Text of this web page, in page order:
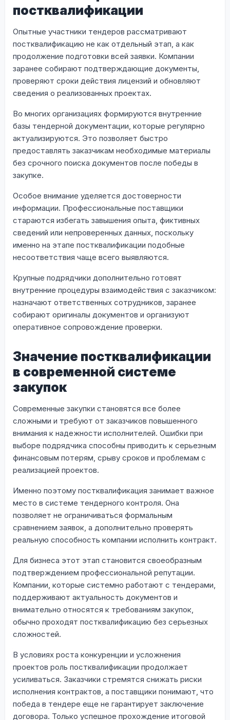
постквалификации
Опытные участники тендеров рассматривают
постквалификацию не как отдельный этап, а как
продолжение подготовки всей заявки. Компании
заранее собирают подтверждающие документы,
проверяют сроки действия лицензий и обновляют
сведения о реализованных проектах.
Во многих организациях формируются внутренние
базы тендерной документации, которые регулярно
актуализируются. Это позволяет быстро
предоставлять заказчикам необходимые материалы
без срочного поиска документов после победы в
закупке.
Особое внимание уделяется достоверности
информации. Профессиональные поставщики
стараются избегать завышения опыта, фиктивных
сведений или непроверенных данных, поскольку
именно на этапе постквалификации подобные
несоответствия чаще всего выявляются.
Крупные подрядчики дополнительно готовят
внутренние процедуры взаимодействия с заказчиком:
назначают ответственных сотрудников, заранее
собирают оригиналы документов и организуют
оперативное сопровождение проверки.
Значение постквалификации
в современной системе
закупок
Современные закупки становятся все более
сложными и требуют от заказчиков повышенного
внимания к надежности исполнителей. Ошибки при
выборе подрядчика способны приводить к серьезным
финансовым потерям, срыву сроков и проблемам с
реализацией проектов.
Именно поэтому постквалификация занимает важное
место в системе тендерного контроля. Она
позволяет не ограничиваться формальным
сравнением заявок, а дополнительно проверять
реальную способность компании исполнить контракт.
Для бизнеса этот этап становится своеобразным
подтверждением профессиональной репутации.
Компании, которые системно работают с тендерами,
поддерживают актуальность документов и
внимательно относятся к требованиям закупок,
обычно проходят постквалификацию без серьезных
сложностей.
В условиях роста конкуренции и усложнения
проектов роль постквалификации продолжает
усиливаться. Заказчики стремятся снижать риски
исполнения контрактов, а поставщики понимают, что
победа в тендере еще не гарантирует заключение
договора. Только успешное прохождение итоговой